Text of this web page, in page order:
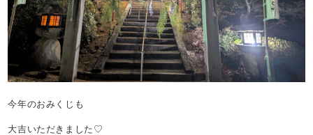
今年のおみくじも
大吉いただきました♡